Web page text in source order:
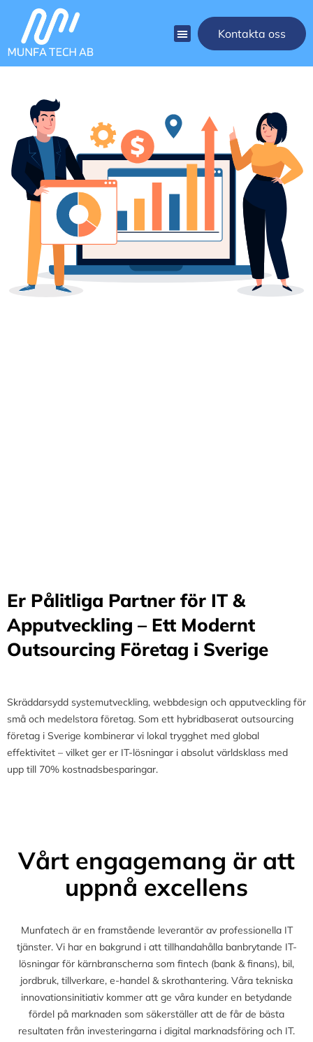
Kontakta oss
Er Pålitliga Partner för IT &
Apputveckling – Ett Modernt
Outsourcing Företag i Sverige
Skräddarsydd systemutveckling, webbdesign och apputveckling för
små och medelstora företag. Som ett hybridbaserat outsourcing
företag i Sverige kombinerar vi lokal trygghet med global
effektivitet – vilket ger er IT-lösningar i absolut världsklass med
upp till 70% kostnadsbesparingar.
Vårt engagemang är att
uppnå excellens
Munfatech är en framstående leverantör av professionella IT
tjänster. Vi har en bakgrund i att tillhandahålla banbrytande IT-
lösningar för kärnbranscherna som fintech (bank & finans), bil,
jordbruk, tillverkare, e-handel & skrothantering. Våra tekniska
innovationsinitiativ kommer att ge våra kunder en betydande
fördel på marknaden som säkerställer att de får de bästa
resultaten från investeringarna i digital marknadsföring och IT.